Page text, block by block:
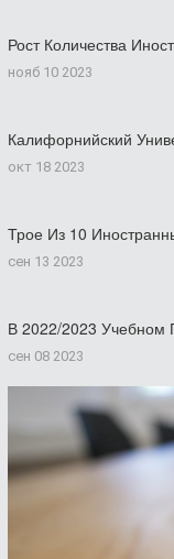
Рост Количества
нояб 10 2023
Калифорнийский
окт 18 2023
Трое Из 10
сен 13 2023
В 2022/2023 Учебном
сен 08 2023